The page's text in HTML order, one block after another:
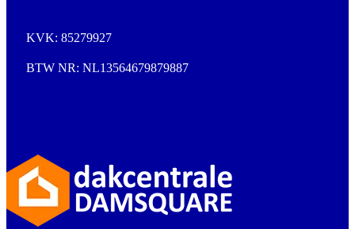
KVK: 85279927
BTW NR: NL13564679879887